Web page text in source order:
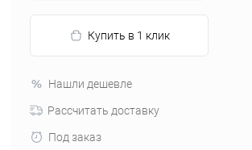
Купить в 1 клик
Нашли дешевле
Рассчитать доставку
Под заказ